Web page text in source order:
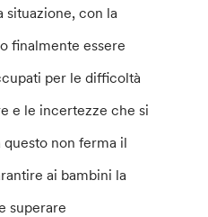
situazione, con la
finalmente essere
per le difficoltà
e le incertezze che si
non ferma il
ai bambini la
superare